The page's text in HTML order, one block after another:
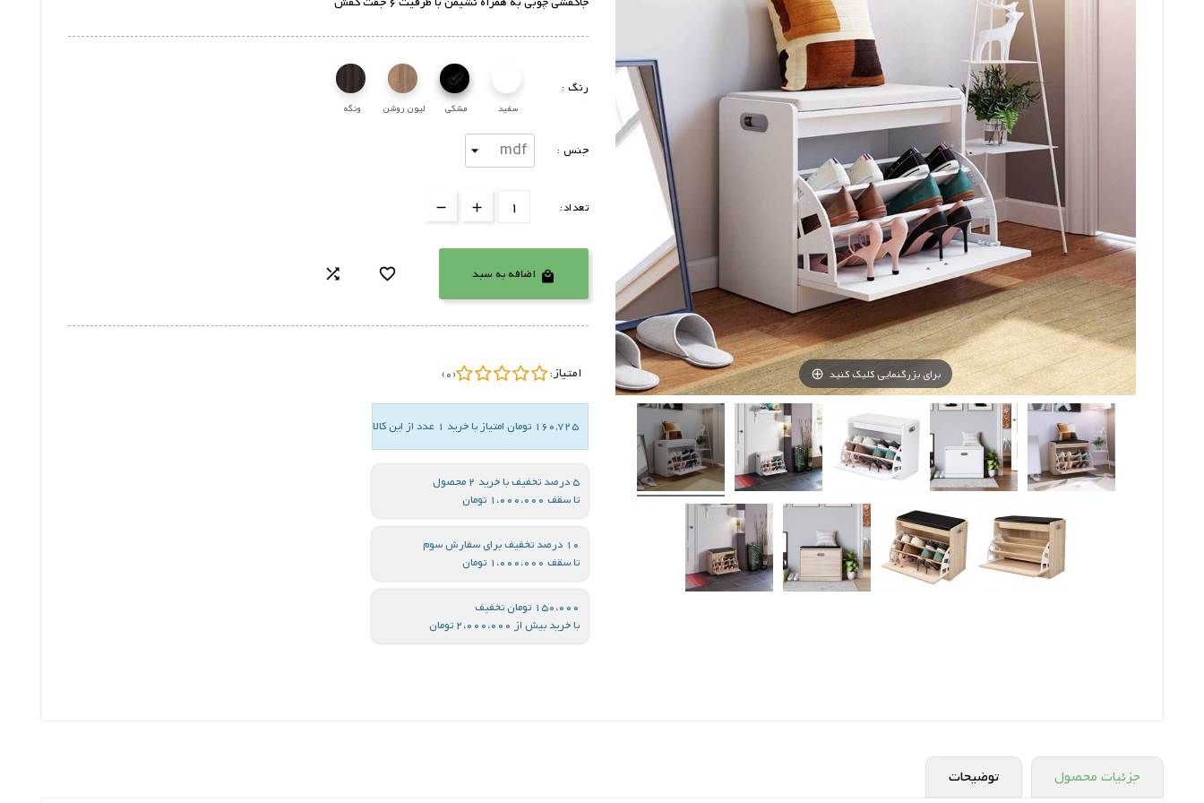
برای بزرگنمایی کلیک کنید
رنگ :
سفید مشکی

لیون روشن ونگه
جنس :
تعداد:
 اضافه به سبد 

امتیاز: (0)
160,725 تومان امتیاز با خرید 1 عدد از این کالا
5 درصد تخفیف با خرید 2 محصول
تا سقف 1،000،000 تومان
10 درصد تخفیف برای سفارش سوم
تا سقف 1،000،000 تومان
150،000 تومان تخفیف
با خرید بیش از 2،000،000 تومان
جزئیات محصول توضیحات